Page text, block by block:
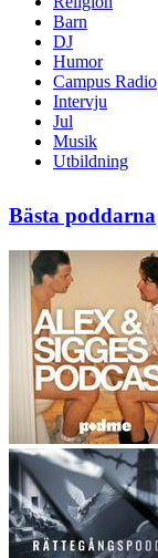
Barn
DJ
Humor
Campus Radio
Intervju
Jul
Musik
Utbildning
Bästa poddarna